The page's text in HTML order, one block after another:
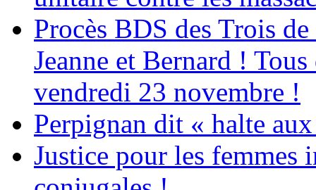
Procès BDS des Trois
Jeanne et Bernard !
vendredi 23 novembre !
Perpignan dit « halte
Justice pour les femmes